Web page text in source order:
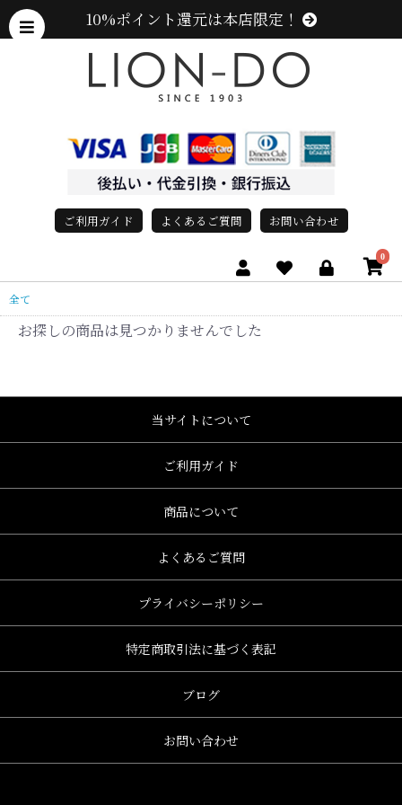
10%ポイント還元は本店限定！
ご利用ガイド よくあるご質問 お問い合わせ
0
全て
お探しの商品は見つかりませんでした
当サイトについて
ご利用ガイド
商品について
よくあるご質問
プライバシーポリシー
特定商取引法に基づく表記
ブログ
お問い合わせ